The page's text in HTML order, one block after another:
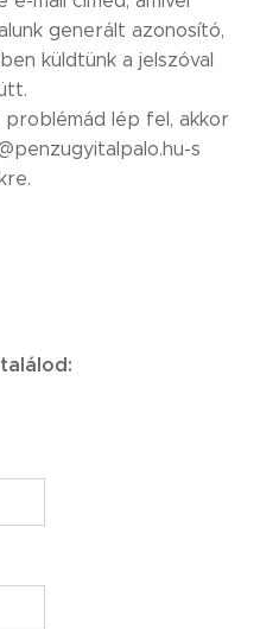
generált azonosító,
küldtünk a jelszóval
problémád lép fel, akkor
s